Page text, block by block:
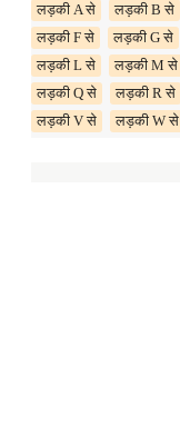
लड़की A से लड़की B से
लड़की F से
लड़की G से
लड़की L से
लड़की M से
लड़की Q से
लड़की R से
लड़की V से
लड़की W से